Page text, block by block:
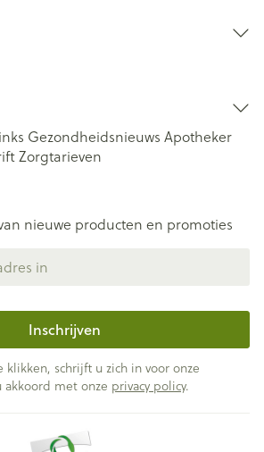
Gezondheidsnieuws Apotheker
Zorgtarieven
nieuwe producten en promoties
Inschrijven
klikken, schrijft u zich in voor onze
met onze privacy policy.